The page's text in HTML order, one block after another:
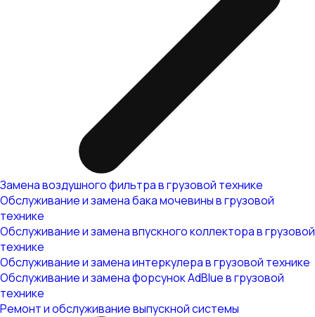
Замена воздушного фильтра в грузовой технике
Обслуживание и замена бака мочевины в грузовой
технике
Обслуживание и замена впускного коллектора в грузовой
технике
Обслуживание и замена интеркулера в грузовой технике
Обслуживание и замена форсунок AdBlue в грузовой
технике
Ремонт и обслуживание выпускной системы